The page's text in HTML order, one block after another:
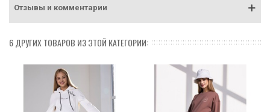
Отзывы и комментарии
6 ДРУГИХ ТОВАРОВ ИЗ ЭТОЙ КАТЕГОРИИ: